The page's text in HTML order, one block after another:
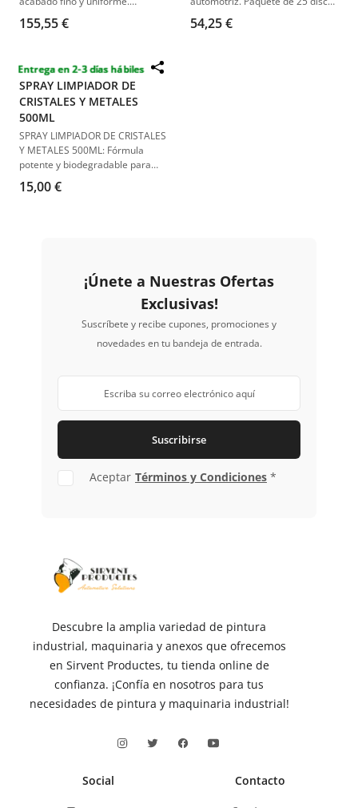
Paquete de 25 unidades,
diseñado para ofrecer una
automotriz.
155,55 €
diseñados para una eliminación
efectiva de defectos en la
54,25 €
Entrega en 2-3 días hábiles
SPRAY LIMPIADOR DE
CRISTALES Y METALES
500ML
SPRAY LIMPIADOR DE CRISTALES
Y METALES 500ML: Fórmula
potente y biodegradable para
una limpieza eficaz y segura.
15,00 €
¡Únete a Nuestras Ofertas
Exclusivas!
Suscríbete y recibe cupones, promociones y
novedades en tu bandeja de entrada.
Suscribirse
Aceptar Términos y Condiciones *
Descubre la amplia variedad de pintura
industrial, maquinaria y anexos que ofrecemos
en Sirvent Productes, tu tienda online de
confianza. ¡Confía en nosotros para tus
necesidades de pintura y maquinaria industrial!
Social Contacto